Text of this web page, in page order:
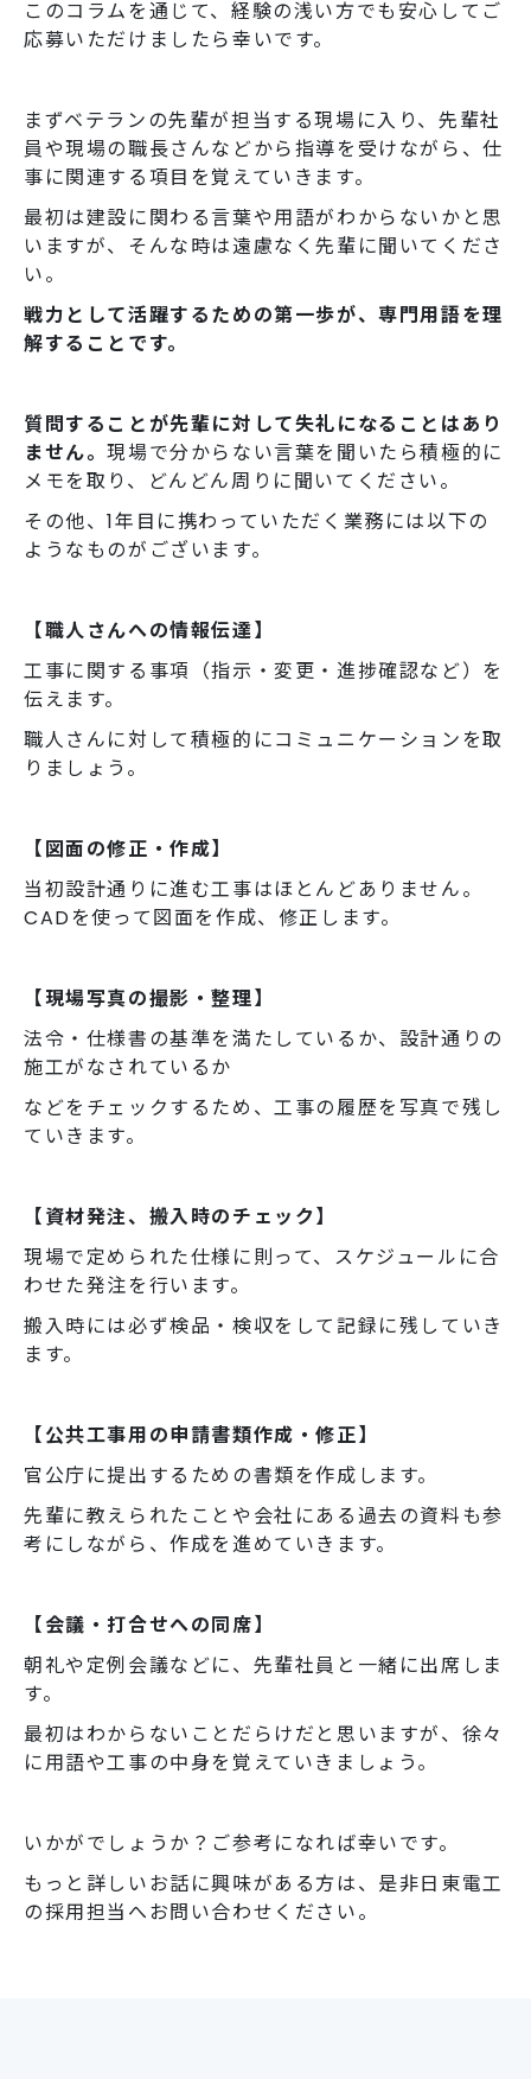
このコラムを通じて、経験の浅い方でも安心してご
応募いただけましたら幸いです。
まずベテランの先輩が担当する現場に入り、先輩社
員や現場の職長さんなどから指導を受けながら、仕
事に関連する項目を覚えていきます。
最初は建設に関わる言葉や用語がわからないかと思
いますが、そんな時は遠慮なく先輩に聞いてくださ
い。
戦力として活躍するための第一歩が、専門用語を理
解することです。
質問することが先輩に対して失礼になることはあり
ません。現場で分からない言葉を聞いたら積極的に
メモを取り、どんどん周りに聞いてください。
その他、1年目に携わっていただく業務には以下の
ようなものがございます。
【職人さんへの情報伝達】
工事に関する事項（指示・変更・進捗確認など）を
伝えます。
職人さんに対して積極的にコミュニケーションを取
りましょう。
【図面の修正・作成】
当初設計通りに進む工事はほとんどありません。
CADを使って図面を作成、修正します。
【現場写真の撮影・整理】
法令・仕様書の基準を満たしているか、設計通りの
施工がなされているか
などをチェックするため、工事の履歴を写真で残し
ていきます。
【資材発注、搬入時のチェック】
現場で定められた仕様に則って、スケジュールに合
わせた発注を行います。
搬入時には必ず検品・検収をして記録に残していき
ます。
【公共工事用の申請書類作成・修正】
官公庁に提出するための書類を作成します。
先輩に教えられたことや会社にある過去の資料も参
考にしながら、作成を進めていきます。
【会議・打合せへの同席】
朝礼や定例会議などに、先輩社員と一緒に出席しま
す。
最初はわからないことだらけだと思いますが、徐々
に用語や工事の中身を覚えていきましょう。
いかがでしょうか？ご参考になれば幸いです。
もっと詳しいお話に興味がある方は、是非日東電工
の採用担当へお問い合わせください。